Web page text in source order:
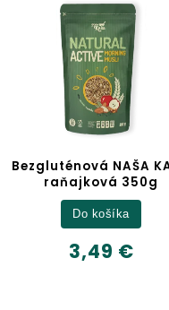
NAŠA KAŠA
raňajková 350g
3,49 €
Do košíka